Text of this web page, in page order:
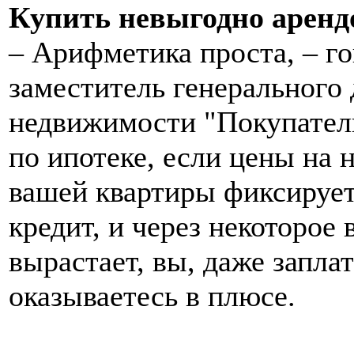
Купить невыгодно
– Арифметика проста, –
заместитель генерального
недвижимости
по ипотеке, если цены на
вашей квартиры
кредит, и через
вырастает, вы, даже
оказываетесь в плюсе.